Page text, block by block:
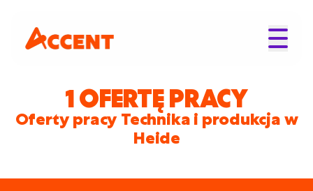
1 OFERTĘ PRACY
Oferty pracy Technika i produkcja w
Heide